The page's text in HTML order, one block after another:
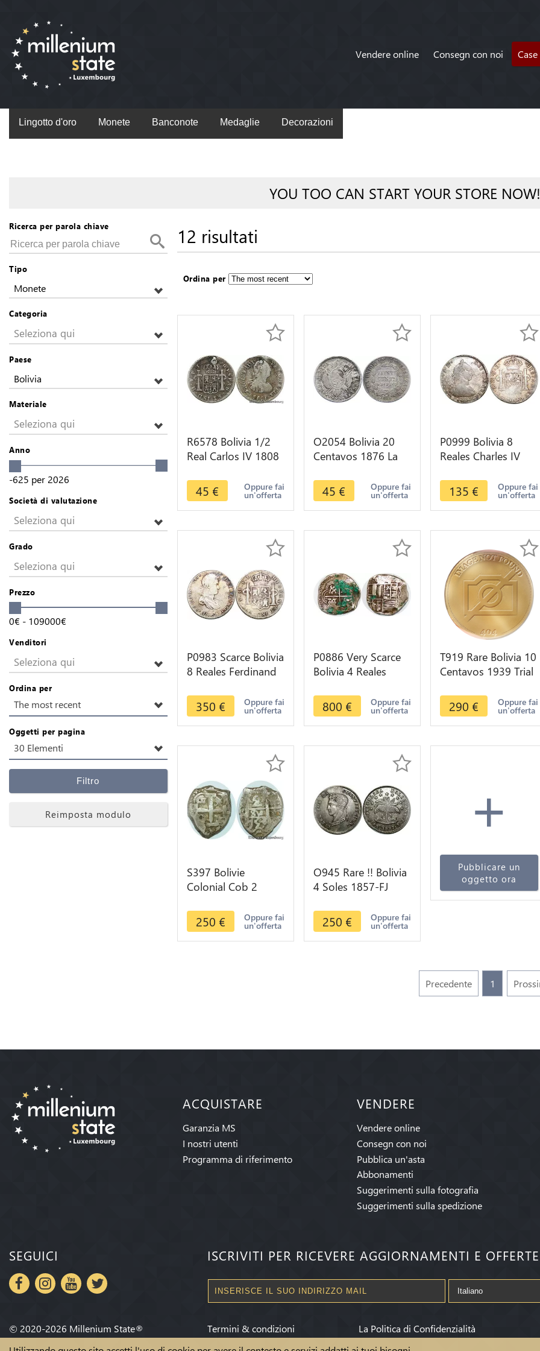
Vendere online Consegn con noi
Lingotto d'oro Monete Banconote Medaglie Decorazioni
YOU TOO CAN START YOUR STORE NOW!
Ricerca per parola chiave
Tipo
Monete
Categoria
Seleziona qui
Paese
Bolivia
Materiale
Seleziona qui
Anno
-625 per 2026
Società di valutazione
Seleziona qui
Grado
Seleziona qui
Prezzo
0€ - 109000€
Venditori
Seleziona qui
Ordina per
The most recent
Oggetti per pagina
30 Elementi
Filtro
Reimposta modulo
12 risultati
Ordina per
R6578 Bolivia 1/2
Real Carlos IV 1808
Silver -> Make offer
45 € Oppure fai
un'offerta
O2054 Bolivia 20
Centavos 1876 La
Silver AU !! ->Make
offer
45 € Oppure fai
un'offerta
P0999 Bolivia 8
Reales Charles IV
Silver ->Make offer
135 € Oppure fai
un'offerta
P0983 Scarce Bolivia
8 Reales Ferdinand
Potosi Silver
350 € Oppure fai
un'offerta
P0886 Very Scarce
Bolivia 4 Reales
Lion towers inverted
silver
800 € Oppure fai
un'offerta
T919 Rare Bolivia 10
Centavos 1939 Trial
Tin Unc Gem
290 € Oppure fai
un'offerta
S397 Bolivie
Colonial Cob 2
1746-1759 Potosi
1751 Silver
250 € Oppure fai
un'offerta
O945 Rare !! Bolivia
4 Soles 1857-FJ
250 € Oppure fai
un'offerta
+
Pubblicare un
oggetto ora
Precedente 1
ACQUISTARE
Garanzia MS
I nostri utenti
Programma di riferimento
VENDERE
Vendere online
Consegn con noi
Pubblica un'asta
Abbonamenti
Suggerimenti sulla fotografia
Suggerimenti sulla spedizione
SEGUICI ISCRIVITI PER RICEVERE AGGIORNAMENTI E
© 2020-2026 Millenium State® Termini & condizioni La Politica di Confidenzialità